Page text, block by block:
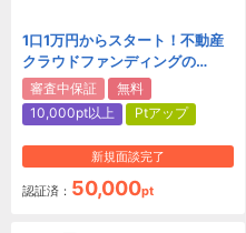
1口1万円からスタート！不動産
クラウドファンディングの
Rimple（リンプル）
審査中保証
無料
10,000pt以上
Ptアップ
新規面談完了
認証済： 50,000pt